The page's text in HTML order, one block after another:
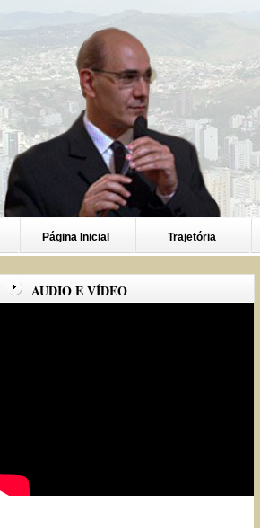
Página Inicial Trajetória
AUDIO E VÍDEO